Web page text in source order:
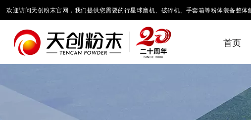
欢迎访问天创粉末官网，我们提供您需要的行星球磨机、破碎机、手套箱等粉体装备整体
首页